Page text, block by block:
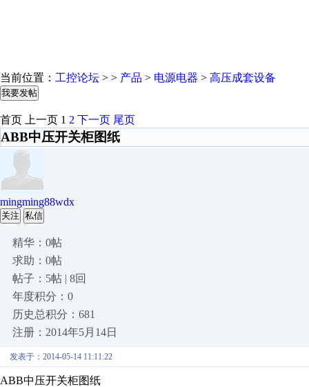
当前位置： 工控论坛 > > 产品 > 电源电器 > 高压成套设备
我要发帖
首页 上一页 1 2 下一页 尾页
ABB中压开关柜图纸
mingming88wdx
关注 私信
精华：0帖
求助：0帖
帖子：5帖 | 8回
年度积分：0
历史总积分：681
注册：2014年5月14日
发表于：2014-05-14 11:11:22
ABB中压开关柜图纸